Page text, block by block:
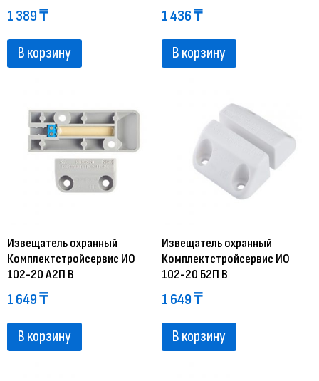
1 389₸
В корзину
1 436₸
В корзину
Извещатель охранный
Комплектстройсервис ИО
102-20 А2П В
1 649₸
В корзину
Извещатель охранный
Комплектстройсервис ИО
102-20 Б2П В
1 649₸
В корзину